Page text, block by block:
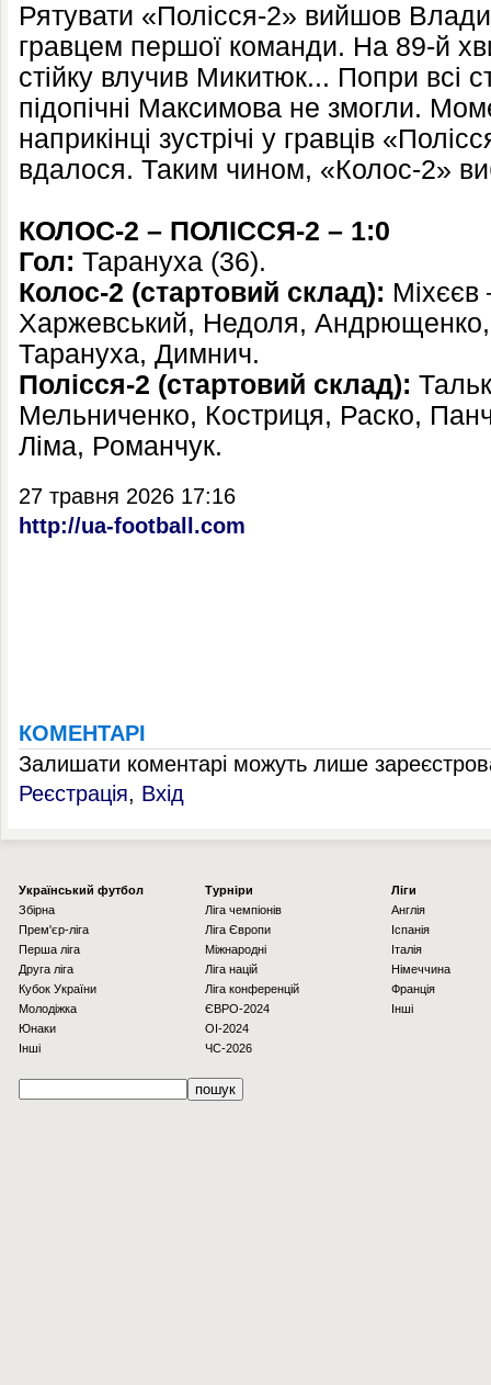
Рятувати «Полісся-2» вийшов
гравцем першої команди. На 89-й
стійку влучив Микитюк... Попри всі
підопічні Максимова не змогли.
наприкінці зустрічі у гравців
вдалося. Таким чином, «Колос-2»
КОЛОС-2 – ПОЛІССЯ-2 – 1:0
Гол: Тарануха (36).
Колос-2 (стартовий склад):
Харжевський, Недоля,
Тарануха, Димнич.
Полісся-2 (стартовий склад):
Мельниченко, Костриця, Раско,
Ліма, Романчук.
27 травня 2026 17:16
http://ua-football.com
КОМЕНТАРІ
Залишати коментарі можуть лише
Реєстрація, Вхід
Українcький футбол
Збірна
Прем'єр-ліга
Перша ліга
Друга ліга
Кубок України
Молодіжка
Юнаки
Інші
Турніри
Ліга чемпіонів
Ліга Європи
Міжнародні
Ліга націй
Ліга конференцій
ЄВРО-2024
OI-2024
ЧС-2026
Ліги
Англія
Іспанія
Італія
Німеччина
Франція
Інші